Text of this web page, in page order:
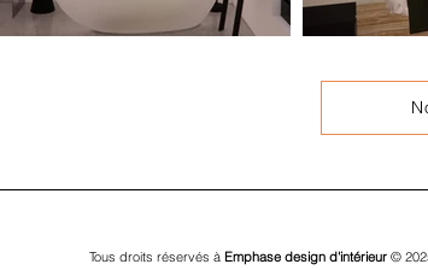
Tous droits réservés à Emphase design d'intérieur ©